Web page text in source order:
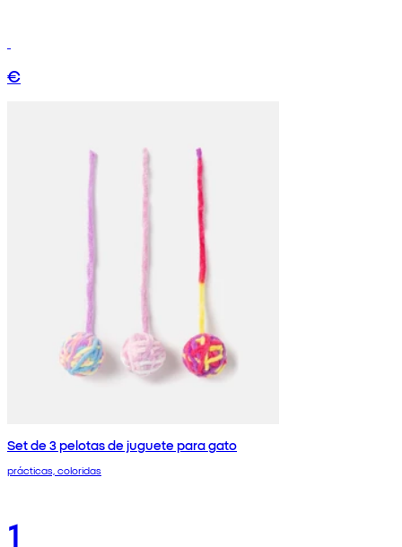
€
Set de 3 pelotas de juguete para gato
prácticas, coloridas
1